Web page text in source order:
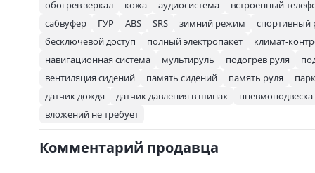
обогрев зеркал
кожа аудиосистема
встроенный
сабвуфер
ГУР ABS SRS зимний режим
бесключевой доступ
полный электропакет
климат-
навигационная система
мультируль подогрев руля
вентиляция сидений
память сидений память руля
датчик дождя
датчик давления в шинах
пневмоподвеска
вложений не требует
Комментарий продавца